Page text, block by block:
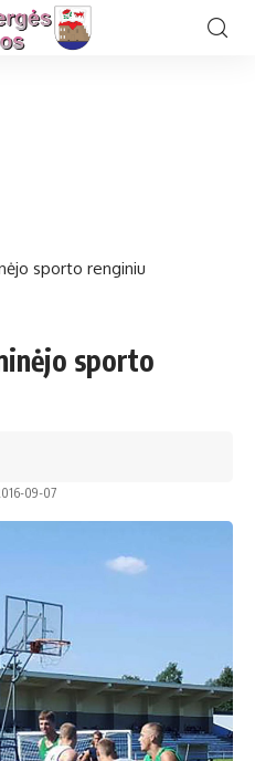
sporto renginiu
sporto
09-07